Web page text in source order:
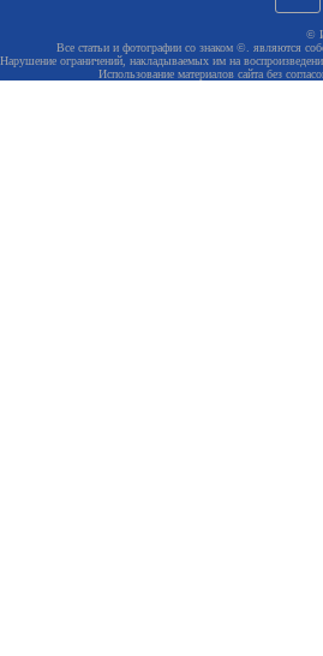
©
Все статьи и фотографии со знаком ©. являются
Нарушение ограничений, накладываемых им на
Использование материалов сайта без